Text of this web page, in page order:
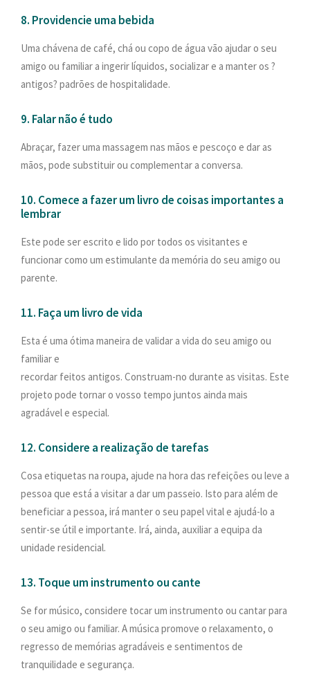
8. Providencie uma bebida
Uma chávena de café, chá ou copo de água vão ajudar o seu
amigo ou familiar a ingerir líquidos, socializar e a manter os ?
antigos? padrões de hospitalidade.
9. Falar não é tudo
Abraçar, fazer uma massagem nas mãos e pescoço e dar as
mãos, pode substituir ou complementar a conversa.
10. Comece a fazer um livro de coisas importantes a
lembrar
Este pode ser escrito e lido por todos os visitantes e
funcionar como um estimulante da memória do seu amigo ou
parente.
11. Faça um livro de vida
Esta é uma ótima maneira de validar a vida do seu amigo ou
familiar e
recordar feitos antigos. Construam-no durante as visitas. Este
projeto pode tornar o vosso tempo juntos ainda mais
agradável e especial.
12. Considere a realização de tarefas
Cosa etiquetas na roupa, ajude na hora das refeições ou leve a
pessoa que está a visitar a dar um passeio. Isto para além de
beneficiar a pessoa, irá manter o seu papel vital e ajudá-lo a
sentir-se útil e importante. Irá, ainda, auxiliar a equipa da
unidade residencial.
13. Toque um instrumento ou cante
Se for músico, considere tocar um instrumento ou cantar para
o seu amigo ou familiar. A música promove o relaxamento, o
regresso de memórias agradáveis e sentimentos de
tranquilidade e segurança.